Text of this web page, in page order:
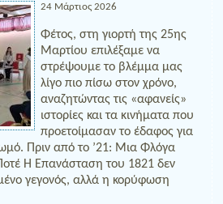
24 Μάρτιος 2026
Φέτος, στη γιορτή της 25ης
Μαρτίου επιλέξαμε να
στρέψουμε το βλέμμα μας
λίγο πιο πίσω στον χρόνο,
αναζητώντας τις «αφανείς»
ιστορίες και τα κινήματα που
προετοίμασαν το έδαφος για
Πριν από το ’21: Μια Φλόγα
Η Επανάσταση του 1821 δεν
γεγονός, αλλά η κορύφωση